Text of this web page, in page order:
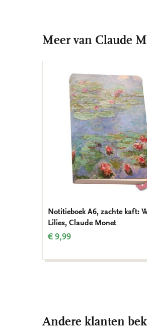
Meer van Claude
Notitieboek A6, zachte kaft:
Lilies, Claude Monet
€ 9,99
Andere klanten